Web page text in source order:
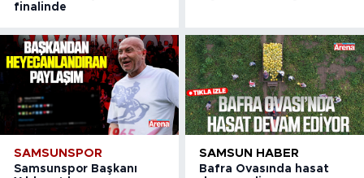
finalinde
SAMSUNSPOR
Samsunspor Başkanı
SAMSUN HABER
Bafra Ovasında hasat